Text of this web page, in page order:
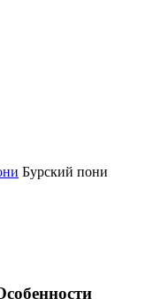
Бурский пони